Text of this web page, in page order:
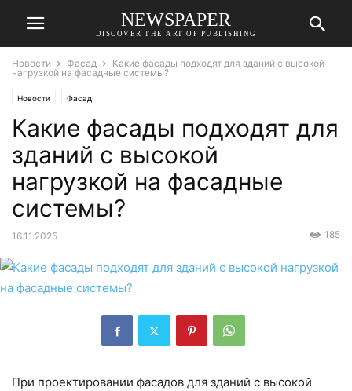
NEWSPAPER
DISCOVER THE ART OF PUBLISHING
Новости Фасад
Какие фасады подходят для зданий с высокой
нагрузкой на фасадные системы?
Новости Фасад
Какие фасады подходят для
зданий с высокой
нагрузкой на фасадные
системы?
16.11.2025 185
При проектировании фасадов для зданий с высокой